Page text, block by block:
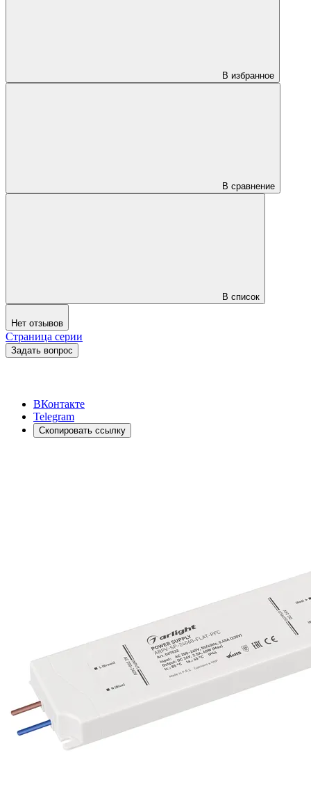
В избранное
В сравнение
В список
Нет отзывов
Страница серии
Задать вопрос
ВКонтакте
Telegram
Скопировать ссылку